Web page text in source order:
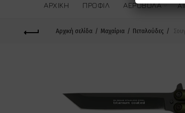
ΑΡΧΙΚΉ ΠΡΟΦΊΛ ΑΕΡΟΒΌΛΑ
Αρχική σελίδα Μαχαίρια Πεταλούδες